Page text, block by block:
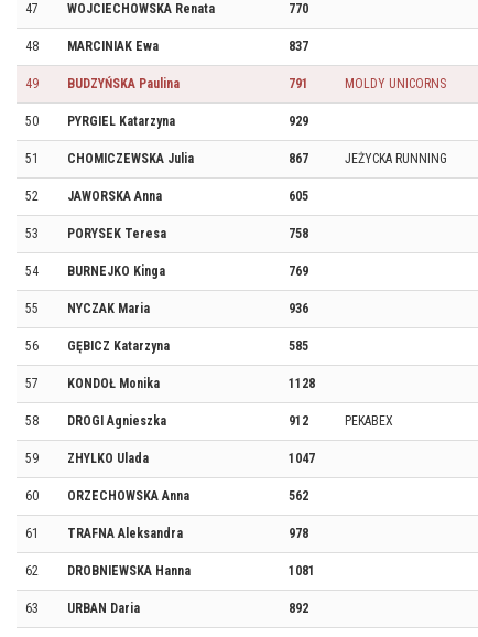
47 WOJCIECHOWSKA Renata 770
48 MARCINIAK Ewa 837
49 BUDZYŃSKA Paulina 791 MOLDY UNICORNS
50 PYRGIEL Katarzyna 929
51 CHOMICZEWSKA Julia 867 JEŻYCKA RUNNING
52 JAWORSKA Anna 605
53 PORYSEK Teresa 758
54 BURNEJKO Kinga 769
55 NYCZAK Maria 936
56 GĘBICZ Katarzyna 585
57 KONDOŁ Monika 1128
58 DROGI Agnieszka 912 PEKABEX
59 ZHYLKO Ulada 1047
60 ORZECHOWSKA Anna 562
61 TRAFNA Aleksandra 978
62 DROBNIEWSKA Hanna 1081
63 URBAN Daria 892